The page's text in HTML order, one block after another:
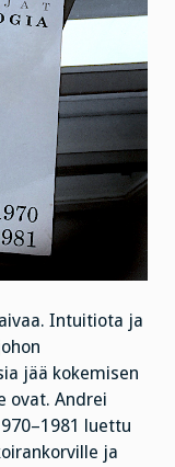
Intuitiota ja
jää kokemisen
ovat. Andrei
luettu
ja